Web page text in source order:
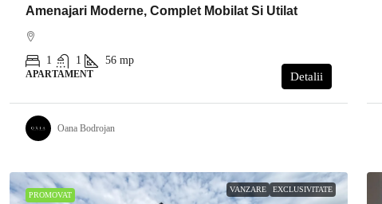
Amenajari Moderne, Complet Mobilat Si Utilat
1 1 56 mp
APARTAMENT Detalii
Oana Bodrojan
PROMOVAT
VANZARE EXCLUSIVITATE